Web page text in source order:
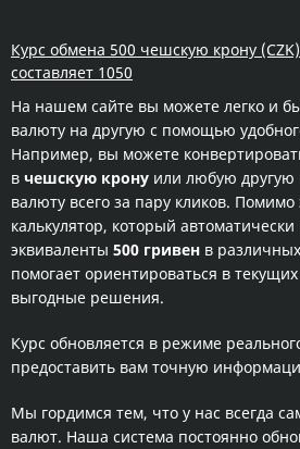
Курс обмена 500 чешскую крону
составляет 1050
На нашем сайте вы можете легко и
валюту на другую с помощью
Например, вы можете
в чешскую крону или любую
валюту всего за пару кликов. Помимо
калькулятор, который
эквиваленты 500 гривен в
помогает ориентироваться в
выгодные решения.
Курс обновляется в режиме
предоставить вам точную
Мы гордимся тем, что у нас всегда
валют. Наша система постоянно